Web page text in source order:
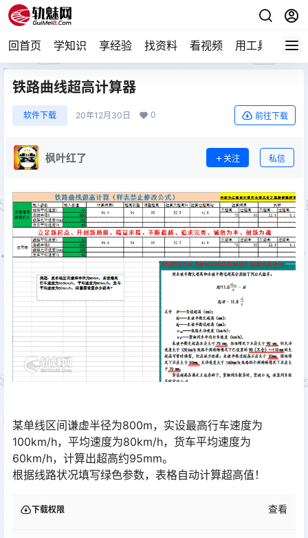
回首页 学知识 享经验 找资料 看视频 用工具 论技
铁路曲线超高计算器
软件下载 20年12月30日 0 前往下载
枫叶红了 关注 私信
某单线区间谦虚半径为800m，实设最高行车速度为
100km/h，平均速度为80km/h，货车平均速度为
60km/h，计算出超高约95mm。
根据线路状况填写绿色参数，表格自动计算超高值！
下载权限 查看